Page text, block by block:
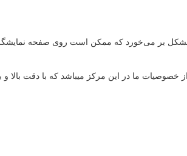
مشکل بر می‌خورد که ممکن است روی صفحه
ما در این مرکز میباشد که با دقت بالا و